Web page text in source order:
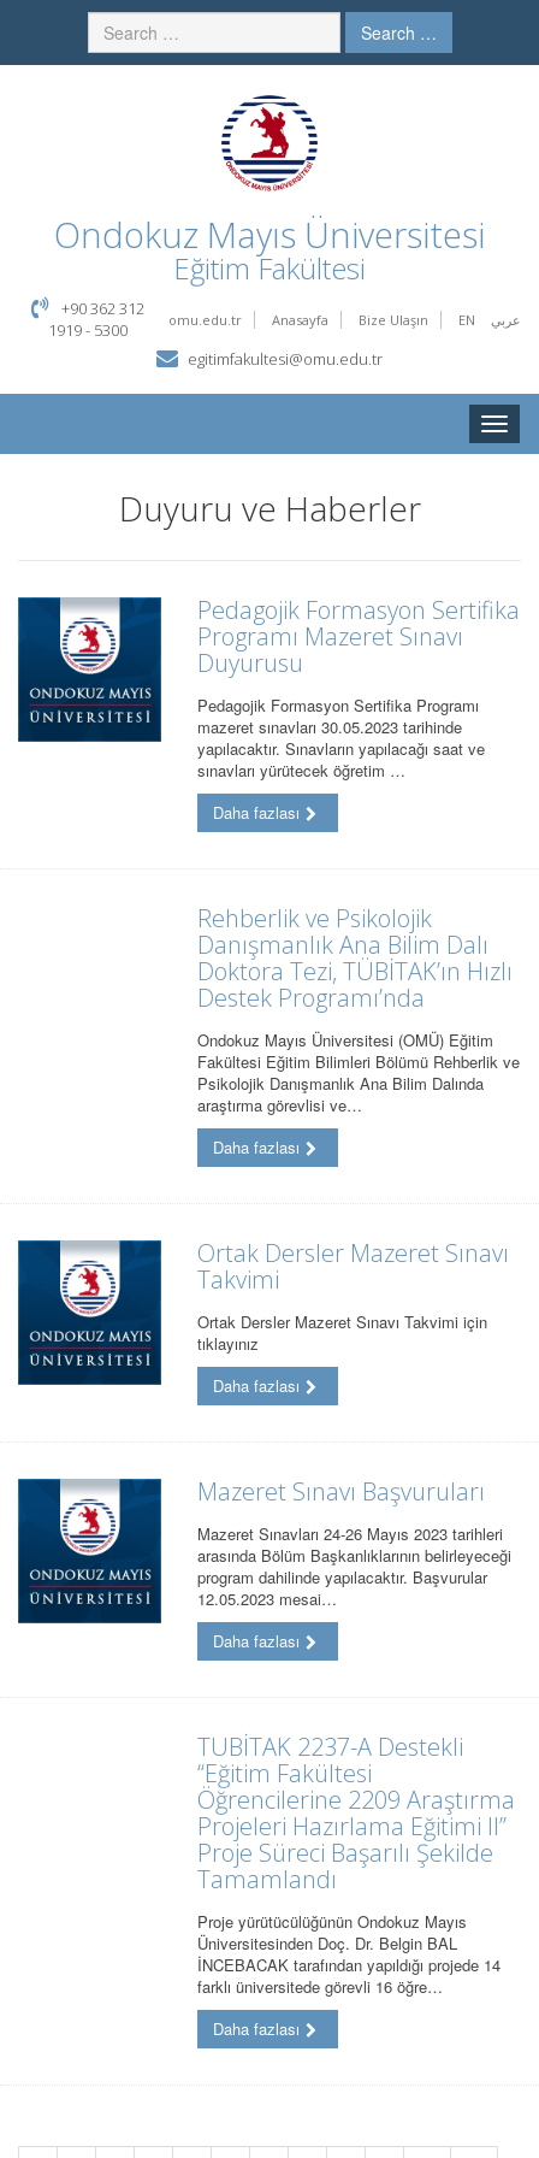
Search …
Ondokuz Mayıs Üniversitesi
Eğitim Fakültesi
omu.edu.tr Anasayfa Bize Ulaşın EN عربي
+90 362 312
1919 - 5300
egitimfakultesi@omu.edu.tr
Toggle
Duyuru ve Haberler
Pedagojik Formasyon Sertifika
Programı Mazeret Sınavı
Duyurusu
Pedagojik Formasyon Sertifika Programı
mazeret sınavları 30.05.2023 tarihinde
yapılacaktır. Sınavların yapılacağı saat ve
sınavları yürütecek öğretim …
Daha fazlası
Rehberlik ve Psikolojik
Danışmanlık Ana Bilim Dalı
Doktora Tezi, TÜBİTAK’ın Hızlı
Destek Programı’nda
Ondokuz Mayıs Üniversitesi (OMÜ) Eğitim
Fakültesi Eğitim Bilimleri Bölümü Rehberlik ve
Psikolojik Danışmanlık Ana Bilim Dalında
araştırma görevlisi ve…
Daha fazlası
Ortak Dersler Mazeret Sınavı
Takvimi
Ortak Dersler Mazeret Sınavı Takvimi için
tıklayınız
Daha fazlası
Mazeret Sınavı Başvuruları
Mazeret Sınavları 24-26 Mayıs 2023 tarihleri
arasında Bölüm Başkanlıklarının belirleyeceği
program dahilinde yapılacaktır. Başvurular
12.05.2023 mesai…
Daha fazlası
TUBİTAK 2237-A Destekli
‘‘Eğitim Fakültesi
Öğrencilerine 2209 Araştırma
Projeleri Hazırlama Eğitimi II’’
Proje Süreci Başarılı Şekilde
Tamamlandı
Proje yürütücülüğünün Ondokuz Mayıs
Üniversitesinden Doç. Dr. Belgin BAL
İNCEBACAK tarafından yapıldığı projede 14
farklı üniversitede görevli 16 öğre…
Daha fazlası